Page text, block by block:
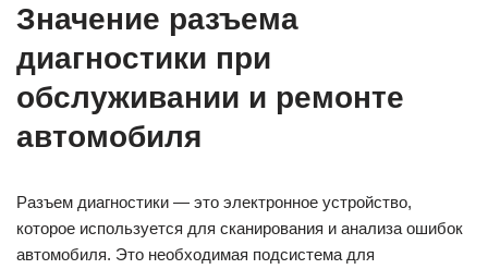
Значение разъема
диагностики при
обслуживании и ремонте
автомобиля
Разъем диагностики — это электронное устройство,
которое используется для сканирования и анализа ошибок
автомобиля. Это необходимая подсистема для